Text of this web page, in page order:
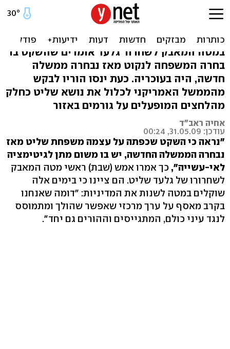
שוברים שתיקה: משפחת
שליט בדרך לניו-יורק
במטה המאבק לשחרור גלעד אומרים שהשקט בו
בחרה המשפחה לנקוט מאז נבחרה ממשלה
חדשה, היה בעוכריה. כעת ינסו הוריו לבקש
מהממשל האמריקני לכלול את נושא שליט כחלק
מהלחצים המופעלים על גורמים באזור
אחיה ראב"ד
עודכן: 31.05.09, 00:24
"נראה כי השקט שכפתה על עצמה משפחת שליט מאז
נבחרה הממשלה החדשה, יש בו משום מתן לגיטימציה
לאי-עשייה", כך אמרו אמש (שבת) ראשי מטה המאבק
לשחרורו של גלעד שליט. הם ציינו כי בימים אלה
שוקלים במטה לשנות את המדיניות: "דומה שאנחנו
בקרב מאסף על ערך מרכזי שאפשר שהולך ומתמוסס
לנגד עיני כולם, המתגייסים וההורים גם יחד".